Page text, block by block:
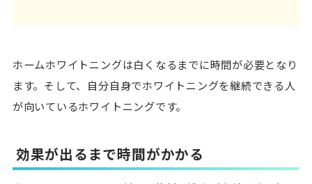
ホームホワイトニングは白くなるまでに時間が必要となり
ます。そして、自分自身でホワイトニングを継続できる人
が向いているホワイトニングです。
効果が出るまで時間がかかる